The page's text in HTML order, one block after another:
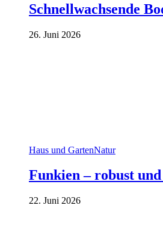
Schnellwachsende
26. Juni 2026
Haus und GartenNatur
Funkien – robust
22. Juni 2026